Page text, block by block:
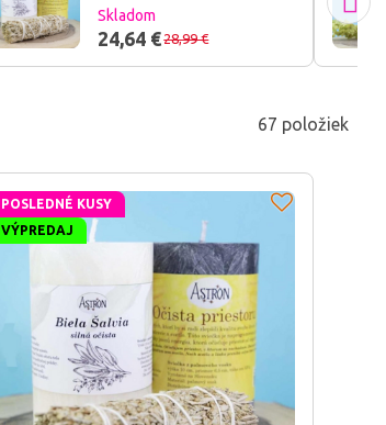
Skladom
24,64 €28,99 €
67 položiek
POSLEDNÉ KUSY
VÝPREDAJ